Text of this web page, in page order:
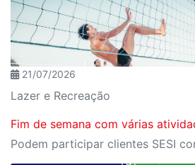
21/07/2026
Lazer e Recreação
Fim de semana com várias